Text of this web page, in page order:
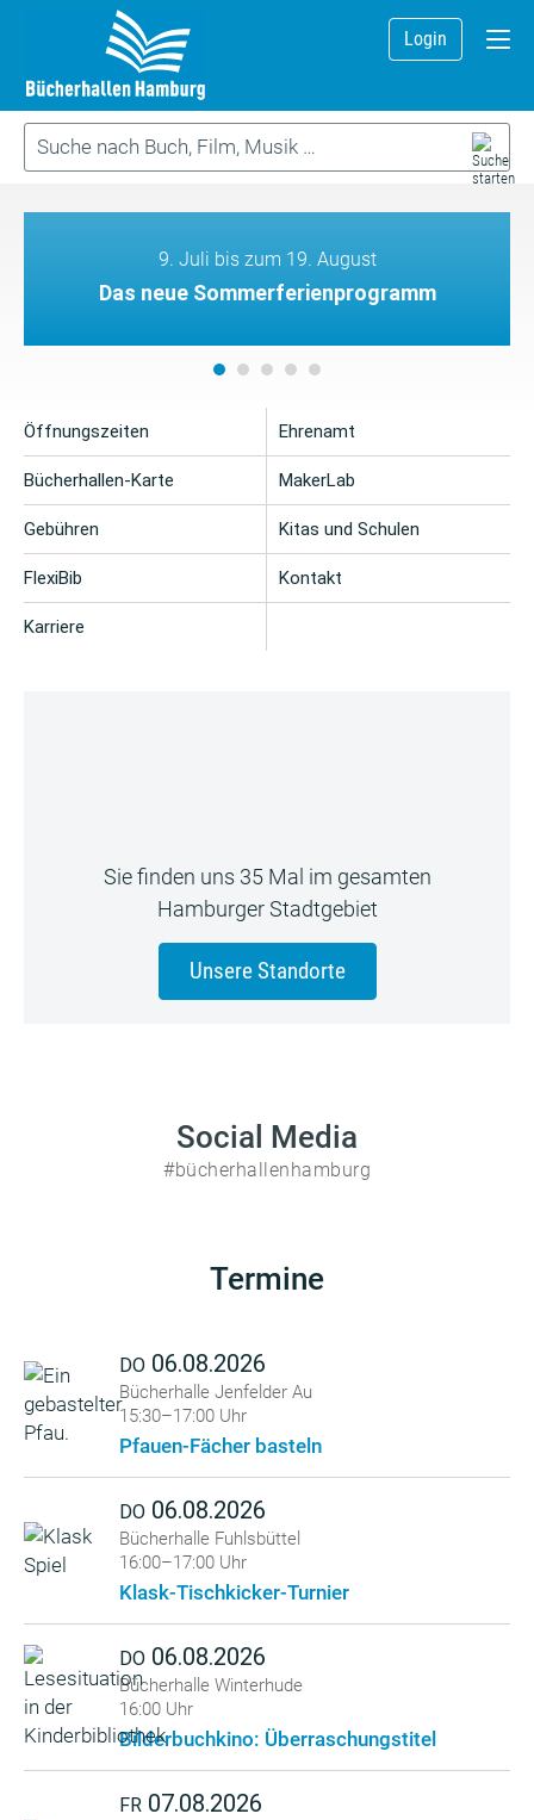
Login
9. Juli bis zum 19. August
Das neue Sommerferienprogramm
Öffnungszeiten
Bücherhallen-Karte
Gebühren
FlexiBib
Karriere
Ehrenamt
MakerLab
Kitas und Schulen
Kontakt
Sie finden uns 35 Mal im gesamten
Hamburger Stadtgebiet
Unsere Standorte
Social Media
#bücherhallenhamburg
Termine
DO 06.08.2026
Bücherhalle Jenfelder Au
15:30–17:00 Uhr
Pfauen-Fächer basteln
DO 06.08.2026
Bücherhalle Fuhlsbüttel
16:00–17:00 Uhr
Klask-Tischkicker-Turnier
DO 06.08.2026
Bücherhalle Winterhude
16:00 Uhr
Bilderbuchkino: Überraschungstitel
FR 07.08.2026